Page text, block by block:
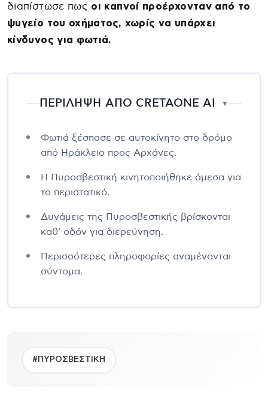
διαπίστωσε πως οι καπνοί προέρχονταν από το
ψυγείο του οχήματος, χωρίς να υπάρχει
κίνδυνος για φωτιά.
ΠΕΡΙΛΗΨΗ ΑΠΟ CRETAONE AI ▼
Φωτιά ξέσπασε σε αυτοκίνητο στο δρόμο
από Ηράκλειο προς Αρχάνες.
Η Πυροσβεστική κινητοποιήθηκε άμεσα για
το περιστατικό.
Δυνάμεις της Πυροσβεστικής βρίσκονται
καθ' οδόν για διερεύνηση.
Περισσότερες πληροφορίες αναμένονται
σύντομα.
#ΠΥΡΟΣΒΕΣΤΙΚΗ